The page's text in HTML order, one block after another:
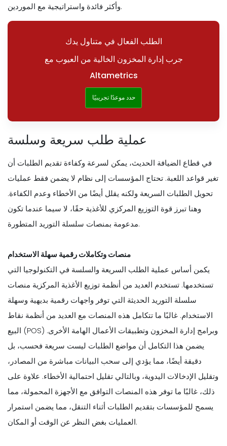
وأكثر فائدة واستراتيجية مع الموردين.
الطلب الفعال في متناول يدك
جرب إدارة المخزون الخالية من العيوب مع
Altametrics
حدد موعدًا تجريبيًا
عملية طلب سريعة وسلسة
في قطاع الضيافة الحديث، يمكن لسرعة وكفاءة تقديم الطلبات أن
تغير قواعد اللعبة. تحتاج المؤسسات إلى نظام لا يضمن فقط عمليات
تحويل الطلبات السريعة ولكنه يقلل أيضًا من الأخطاء وعدم الكفاءة.
وهنا تبرز قوة التوزيع المركزي للأغذية حقًا، لا سيما عندما تكون
مدعومة بمنصات سلسلة التوريد المتطورة.
منصات وتكاملات رقمية سهلة الاستخدام
يكمن أساس عملية الطلب السريعة والسلسة في التكنولوجيا التي
تستخدمها. تستخدم العديد من أنظمة توزيع الأغذية المركزية منصات
سلسلة التوريد الحديثة التي توفر واجهات رقمية بديهية وسهلة
الاستخدام. غالبًا ما تتكامل هذه المنصات مع العديد من أنظمة نقاط
البيع (POS) وبرامج إدارة المخزون وتطبيقات الأعمال الهامة الأخرى.
يضمن هذا التكامل أن مواضع الطلبات ليست سريعة فحسب، بل
دقيقة أيضًا، مما يؤدي إلى سحب البيانات مباشرة من المصادر،
وتقليل الإدخالات اليدوية، وبالتالي تقليل احتمالية الأخطاء. علاوة على
ذلك، غالبًا ما توفر هذه المنصات التوافق مع الأجهزة المحمولة، مما
يسمح للمؤسسات بتقديم الطلبات أثناء التنقل، مما يضمن استمرار
العمليات بغض النظر عن الوقت أو المكان.